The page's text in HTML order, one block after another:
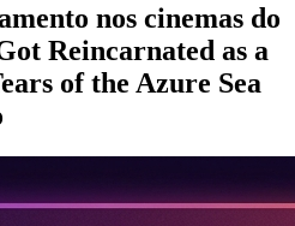
nos cinemas do
Reincarnated as a
of the Azure Sea